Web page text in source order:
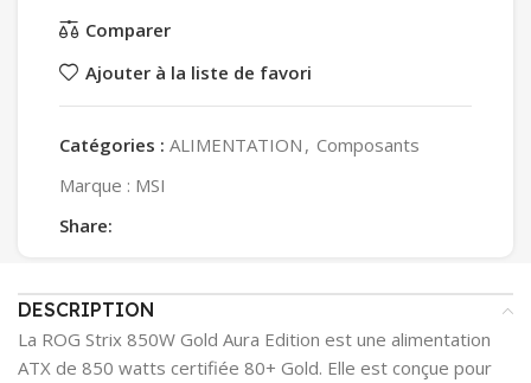
Comparer
Ajouter à la liste de favori
Catégories : ALIMENTATION , Composants
Marque : MSI
Share:
DESCRIPTION
La ROG Strix 850W Gold Aura Edition est une alimentation
ATX de 850 watts certifiée 80+ Gold. Elle est conçue pour